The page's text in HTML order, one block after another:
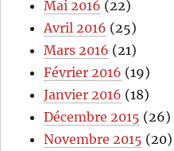
Mai 2016 (22)
Avril 2016 (25)
Mars 2016 (21)
Février 2016 (19)
Janvier 2016 (18)
Décembre 2015 (26)
Novembre 2015 (20)